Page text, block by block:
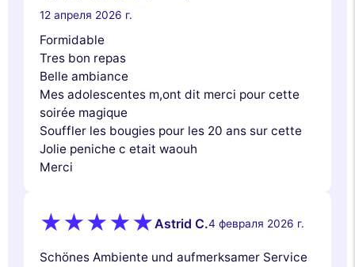
12 апреля 2026 г.
Formidable
Tres bon repas
Belle ambiance
Mes adolescentes m,ont dit merci pour cette
soirée magique
Souffler les bougies pour les 20 ans sur cette
Jolie peniche c etait waouh
Merci
Astrid C.4 февраля 2026 г.
Schönes Ambiente und aufmerksamer Service